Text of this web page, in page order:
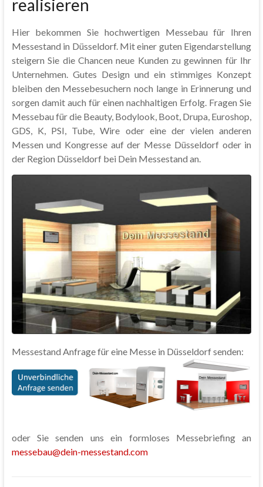
realisieren
Hier bekommen Sie hochwertigen Messebau für Ihren
Messestand in Düsseldorf. Mit einer guten Eigendarstellung
steigern Sie die Chancen neue Kunden zu gewinnen für Ihr
Unternehmen. Gutes Design und ein stimmiges Konzept
bleiben den Messebesuchern noch lange in Erinnerung und
sorgen damit auch für einen nachhaltigen Erfolg. Fragen Sie
Messebau für die Beauty, Bodylook, Boot, Drupa, Euroshop,
GDS, K, PSI, Tube, Wire oder eine der vielen anderen
Messen und Kongresse auf der Messe Düsseldorf oder in
der Region Düsseldorf bei Dein Messestand an.
Messestand Anfrage für eine Messe in Düsseldorf senden:
oder Sie senden uns ein formloses Messebriefing an
messebau@dein-messestand.com